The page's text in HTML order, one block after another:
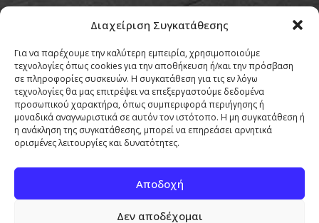
Διαχείριση Συγκατάθεσης
Για να παρέχουμε την καλύτερη εμπειρία, χρησιμοποιούμε
τεχνολογίες όπως cookies για την αποθήκευση ή/και την πρόσβαση
σε πληροφορίες συσκευών. Η συγκατάθεση για τις εν λόγω
τεχνολογίες θα μας επιτρέψει να επεξεργαστούμε δεδομένα
προσωπικού χαρακτήρα, όπως συμπεριφορά περιήγησης ή
μοναδικά αναγνωριστικά σε αυτόν τον ιστότοπο. Η μη συγκατάθεση ή
η ανάκληση της συγκατάθεσης, μπορεί να επηρεάσει αρνητικά
ορισμένες λειτουργίες και δυνατότητες.
Αποδοχή
Δεν αποδέχομαι
Προσαρμογή & Φιλοξενία από την
Copyright © Pierrou Attorneys 2026
Κοινοποιήστε:
Facebook X